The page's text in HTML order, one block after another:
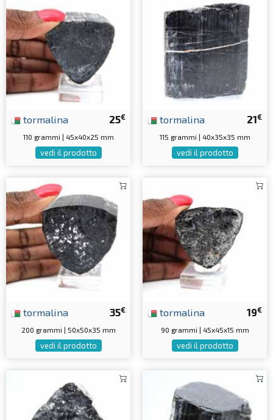
25€
tormalina
110 grammi | 45x40x25 mm
vedi il prodotto
21€
tormalina
115 grammi | 40x35x35 mm
vedi il prodotto
35€
tormalina
200 grammi | 50x50x35 mm
vedi il prodotto
19€
tormalina
90 grammi | 45x45x15 mm
vedi il prodotto